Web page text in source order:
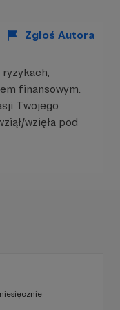
rozwijać swój
wyzwań w
filmów.
Geralt nie
Zgłoś Autora
finansowym.
Twojego
wzięła pod